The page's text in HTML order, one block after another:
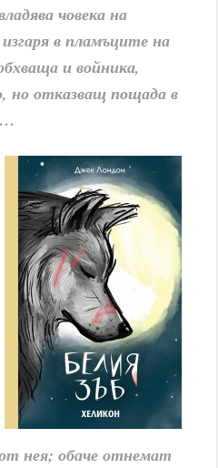
човека на
в пламъците на
и войника,
но отказващ пощада в
нея; обаче отнемат